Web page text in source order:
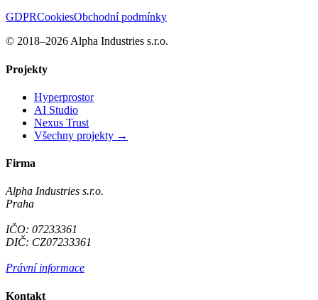
GDPRCookiesObchodní podmínky
© 2018–2026 Alpha Industries s.r.o.
Projekty
Hyperprostor
AI Studio
Nexus Trust
Všechny projekty →
Firma
Alpha Industries s.r.o.
Praha
IČO: 07233361
DIČ: CZ07233361
Právní informace
Kontakt